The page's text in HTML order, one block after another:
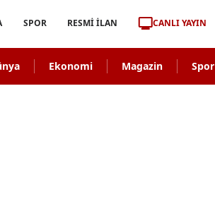
SPOR RESMİ İLAN CANLI YAYIN
Ekonomi Magazin Spor